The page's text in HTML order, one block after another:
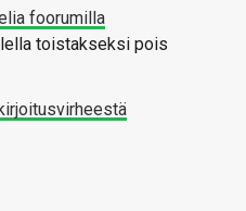
foorumilla
toistakseksi pois